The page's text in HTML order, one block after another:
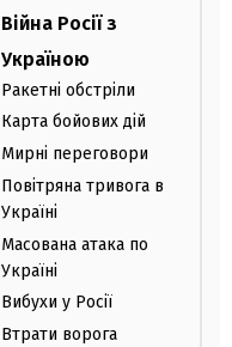
Війна Росії з
Україною
Ракетні обстріли
Карта бойових дій
Мирні переговори
Повітряна тривога в
Україні
Масована атака по
Україні
Вибухи у Росії
Втрати ворога